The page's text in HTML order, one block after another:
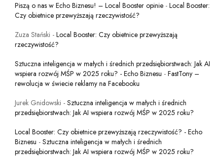
Piszą o nas w Echo Biznesu! – Local Booster opinie - Local Booster:
Czy obietnice przewyższają rzeczywistość?
Zuza Stański - Local Booster: Czy obietnice przewyższają
rzeczywistość?
Sztuczna inteligencja w małych i średnich przedsiębiorstwach: Jak AI
wspiera rozwój MŚP w 2025 roku? - Echo Biznesu - FastTony –
rewolucja w świecie reklamy na Facebooku
Jurek Gnidowski - Sztuczna inteligencja w małych i średnich
przedsiębiorstwach: Jak AI wspiera rozwój MŚP w 2025 roku?
Local Booster: Czy obietnice przewyższają rzeczywistość? - Echo
Biznesu - Sztuczna inteligencja w małych i średnich
przedsiębiorstwach: Jak AI wspiera rozwój MŚP w 2025 roku?